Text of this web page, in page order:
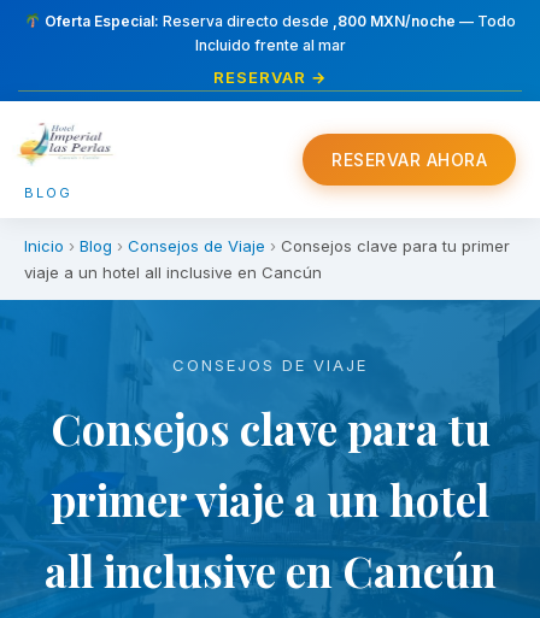
Oferta Especial: Reserva directo desde ,800 MXN/noche — Todo
Incluido frente al mar
RESERVAR →
BLOG
RESERVAR AHORA
Inicio › Blog › Consejos de Viaje › Consejos clave para tu primer
viaje a un hotel all inclusive en Cancún
CONSEJOS DE VIAJE
Consejos clave para tu
primer viaje a un hotel
all inclusive en Cancún